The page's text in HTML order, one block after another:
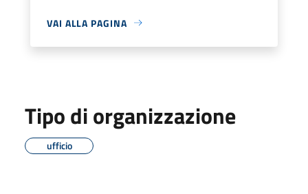
VAI ALLA PAGINA
Tipo di organizzazione
ufficio